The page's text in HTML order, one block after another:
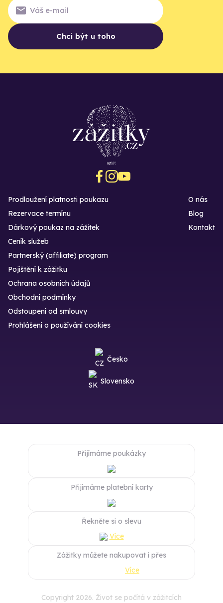
Chci být u toho
Prodloužení platnosti poukazu
Rezervace termínu
Dárkový poukaz na zážitek
O nás
Blog
Kontakt
Ceník služeb
Partnerský (affiliate) program
Pojištění k zážitku
Ochrana osobních údajů
Obchodní podmínky
Odstoupení od smlouvy
Prohlášení o používání cookies
Česko
Slovensko
Přijímáme poukázky
Přijímáme platební karty
Řekněte si o slevu
Více
Zážitky můžete nakupovat i přes
Více
Copyright 2026. Život se počítá v zážitcích